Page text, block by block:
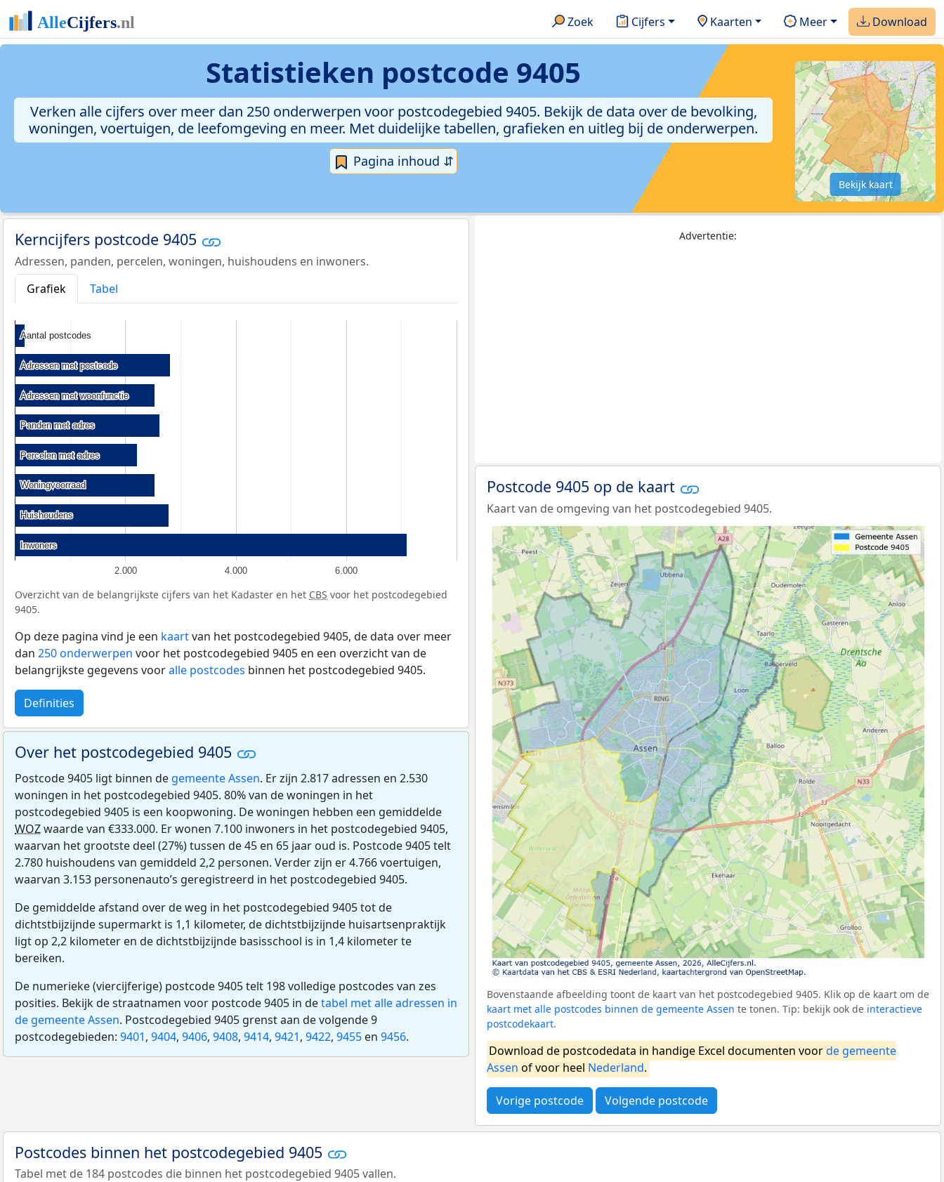
Zoek Cijfers Kaarten Meer Download
Statistieken postcode 9405
Verken alle cijfers over meer dan 250 onderwerpen voor postcodegebied 9405. Bekijk de data over de bevolking,
woningen, voertuigen, de leefomgeving en meer. Met duidelijke tabellen, grafieken en uitleg bij de onderwerpen.
Pagina inhoud ⇵
Bekijk kaart
Kerncijfers postcode 9405
Adressen, panden, percelen, woningen, huishoudens en inwoners.
Grafiek
Tabel
2.000 4.000 6.000
Aantal postcodes
Aantal postcodes
Adressen met postcode
Adressen met postcode
Adressen met woonfunctie
Adressen met woonfunctie
Panden met adres
Panden met adres
Percelen met adres
Percelen met adres
Woningvoorraad
Woningvoorraad
Huishoudens
Huishoudens
Inwoners
Inwoners
Overzicht van de belangrijkste cijfers van het Kadaster en het CBS voor het postcodegebied
9405.
Op deze pagina vind je een kaartvan het postcodegebied 9405, de data over meer
dan 250 onderwerpen voor het postcodegebied 9405 en een overzicht van de
belangrijkste gegevens vooralle postcodes binnen het postcodegebied 9405.
Definities
Over het postcodegebied 9405
Postcode 9405 ligt binnen de gemeente Assen. Er zijn 2.817 adressen en 2.530
woningen in het postcodegebied 9405. 80% van de woningen in het
postcodegebied 9405 is een koopwoning. De woningen hebben een gemiddelde
WOZwaarde van €333.000. Er wonen 7.100 inwoners in het postcodegebied 9405,
waarvan het grootste deel (27%) tussen de 45 en 65 jaar oud is. Postcode 9405 telt
2.780 huishoudens van gemiddeld 2,2 personen. Verder zijn er 4.766 voertuigen,
waarvan 3.153 personenauto’s geregistreerd in het postcodegebied 9405.
De gemiddelde afstand over de weg in het postcodegebied 9405 tot de
dichtstbijzijnde supermarkt is 1,1 kilometer, de dichtstbijzijnde huisartsenpraktijk
ligt op 2,2 kilometer en de dichtstbijzijnde basisschool is in 1,4 kilometer te
bereiken.
De numerieke (viercijferige) postcode 9405 telt 198 volledige postcodes van zes
posities. Bekijk de straatnamen voor postcode 9405 in detabel met alle adressen in
de gemeente Assen. Postcodegebied 9405 grenst aan de volgende 9
postcodegebieden: 9401, 9404, 9406, 9408, 9414, 9421, 9422, 9455 en 9456.
Advertentie:
Postcode 9405 op de kaart
Kaart van de omgeving van het postcodegebied 9405.
Bovenstaande afbeelding toont de kaart van het postcodegebied 9405. Klik op de kaart om de
kaart met alle postcodes binnen de gemeente Assen te tonen. Tip: bekijk ook de interactieve
postcodekaart.
Download de postcodedata in handige Excel documenten voorde gemeente
Assen of voor heel Nederland.
Vorige postcode Volgende postcode
Postcodes binnen het postcodegebied 9405
Tabel met de 184 postcodes die binnen het postcodegebied 9405 vallen.